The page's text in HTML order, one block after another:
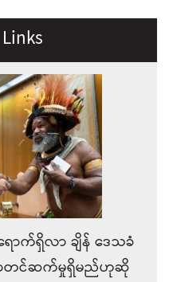
ောက်ရှိလာ ချိန်‌ ဒေသခံ
ြာတင်ဆက်မှုရှိမည်ဟုဆို